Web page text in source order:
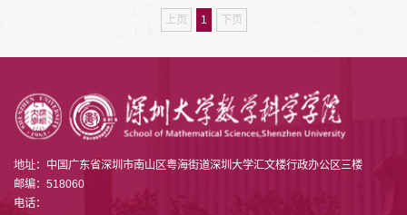
上页 1 下页
地址：中国广东省深圳市南山区粤海街道深圳大学汇文楼行政办公区三楼
邮编：518060
电话：